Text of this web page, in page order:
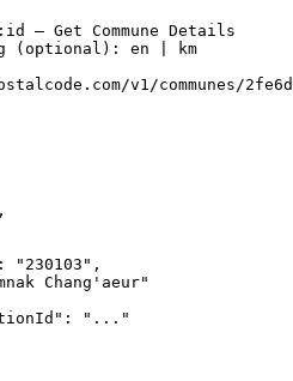
— Get Commune Details
(optional): en | km
v1/communes/
,
: "230103" ,
Chang'aeur"
:
"..."